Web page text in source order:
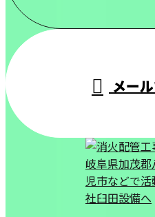
メー